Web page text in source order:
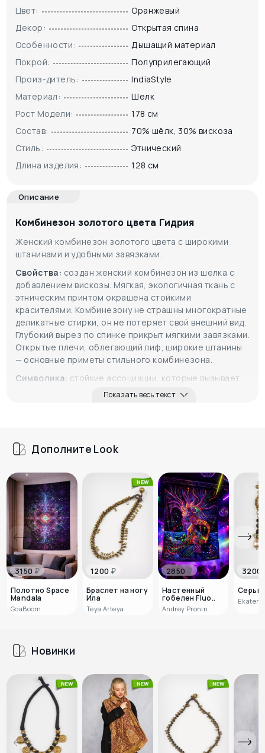
Цвет:
Оранжевый
Декор:
Открытая спина
Особенности:
Дышащий материал
Покрой:
Полуприлегающий
Произ-дитель:
IndiaStyle
Материал:
Шелк
Рост Модели:
178 см
Состав:
70% шёлк, 30% вискоза
Стиль:
Этнический
Длина изделия:
128 см
Описание
Комбинезон золотого цвета Гидрия
Женский комбинезон золотого цвета с широкими
штанинами и удобными завязками.
Свойства: создан женский комбинезон из шелка с
добавлением вискозы. Мягкая, экологичная ткань с
этническим принтом окрашена стойкими
красителями. Комбинезону не страшны многократные
деликатные стирки, он не потеряет свой внешний вид.
Глубокий вырез по спинке прикрыт мягкими завязками.
Открытые плечи, облегающий лиф, широкие штанины
— основные приметы стильного комбинезона.
Символика: стойкие ассоциации, которые вызывает
цвет одежды, как известно, переносятся на его
Показать весь текст
Дополните Look
3150₽
Полотно Space
Mandala
GoaBoom
1200 ₽
Браслет на ногу
Ила
Teya Arteya
2850₽
Настенный
гобелен Fluo..
Andrey Pronin
3200
Новинки